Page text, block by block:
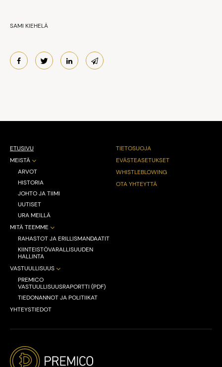
SAMI KIEHELÄ
ETUSIVU
MEISTÄ
ARVOT
HISTORIA
JOHTO JA TIIMI
UUTISET
URA MEILLÄ
MITÄ TEEMME
RAHASTOT JA ERILLISMANDAATIT
KIINTEISTÖVARALLISUUDEN
HALLINTA
VASTUULLISUUS
PREMICO
VASTUULLISUUSRAPORTTI (PDF)
TIEDONANNOT JA POLITIIKAT
YHTEYSTIEDOT
TIETOSUOJA
EVÄSTEASETUKSET
WHISTLEBLOWING
OTA YHTEYTTÄ